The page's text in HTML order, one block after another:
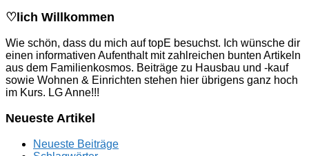
♡lich Willkommen
Wie schön, dass du mich auf topE besuchst. Ich wünsche dir
einen informativen Aufenthalt mit zahlreichen bunten Artikeln
aus dem Familienkosmos. Beiträge zu Hausbau und -kauf
sowie Wohnen & Einrichten stehen hier übrigens ganz hoch
im Kurs. LG Anne!!!
Neueste Artikel
Neueste Beiträge